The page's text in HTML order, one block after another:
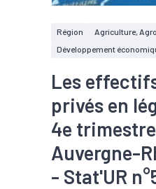
Région Agriculture,
Développement
Les
privés en
4e
Auvergne-
- Stat'UR